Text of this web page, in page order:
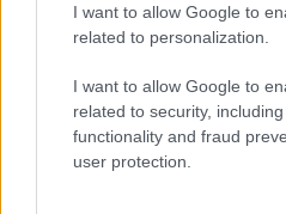
I want to allow Google to
related to personalization.
I want to allow Google to
related to security,
functionality and fraud
user protection.